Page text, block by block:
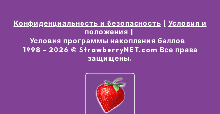
Конфиденциальность и безопасность
Условия и
положения
Условия программы накопления баллов
1998 - 2026 © StrawberryNET.com Все права
защищены.